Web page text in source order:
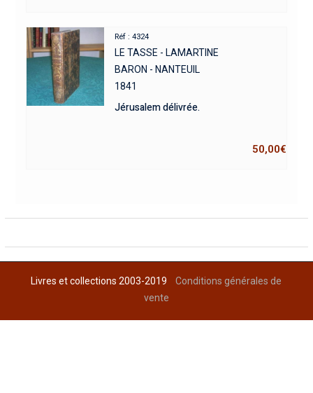
Réf : 4324
LE TASSE - LAMARTINE
BARON - NANTEUIL
1841
Jérusalem délivrée.
50,00€
Livres et collections 2003-2019Conditions générales de
vente